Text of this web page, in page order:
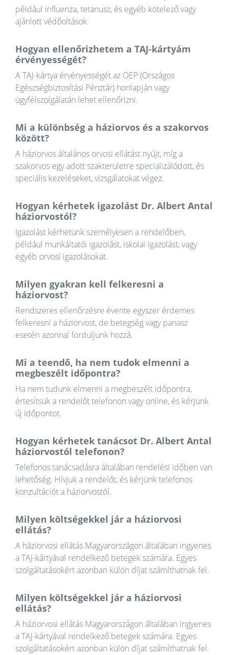
például influenza, tetanusz, és egyéb kötelező vagy
ajánlott védőoltások.
Hogyan ellenőrizhetem a TAJ-kártyám
érvényességét?
A TAJ-kártya érvényességét az OEP (Országos
Egészségbiztosítási Pénztár) honlapján vagy
ügyfélszolgálatán lehet ellenőrizni.
Mi a különbség a háziorvos és a szakorvos
között?
A háziorvos általános orvosi ellátást nyújt, míg a
szakorvos egy adott szakterületre specializálódott, és
speciális kezeléseket, vizsgálatokat végez.
Hogyan kérhetek igazolást Dr. Albert Antal
háziorvostól?
Igazolást kérhetünk személyesen a rendelőben,
például munkáltatói igazolást, iskolai igazolást, vagy
egyéb orvosi igazolásokat.
Milyen gyakran kell felkeresni a
háziorvost?
Rendszeres ellenőrzésre évente egyszer érdemes
felkeresni a háziorvost, de betegség vagy panasz
esetén azonnal forduljunk hozzá.
Mi a teendő, ha nem tudok elmenni a
megbeszélt időpontra?
Ha nem tudunk elmenni a megbeszélt időpontra,
értesítsük a rendelőt telefonon vagy online, és kérjünk
új időpontot.
Hogyan kérhetek tanácsot Dr. Albert Antal
háziorvostól telefonon?
Telefonos tanácsadásra általában rendelési időben van
lehetőség. Hívjuk a rendelőt, és kérjünk telefonos
konzultációt a háziorvostól.
Milyen költségekkel jár a háziorvosi
ellátás?
A háziorvosi ellátás Magyarországon általában ingyenes
a TAJ-kártyával rendelkező betegek számára. Egyes
szolgáltatásokért azonban külön díjat számíthatnak fel.
Milyen költségekkel jár a háziorvosi
ellátás?
A háziorvosi ellátás Magyarországon általában ingyenes
a TAJ-kártyával rendelkező betegek számára. Egyes
szolgáltatásokért azonban külön díjat számíthatnak fel.